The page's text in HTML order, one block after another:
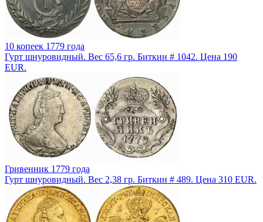
10 копеек 1779 года
Гурт шнуровидный. Вес 65,6 гр. Биткин # 1042. Цена 190
EUR.
Гривенник 1779 года
Гурт шнуровидный. Вес 2,38 гр. Биткин # 489. Цена 310 EUR.